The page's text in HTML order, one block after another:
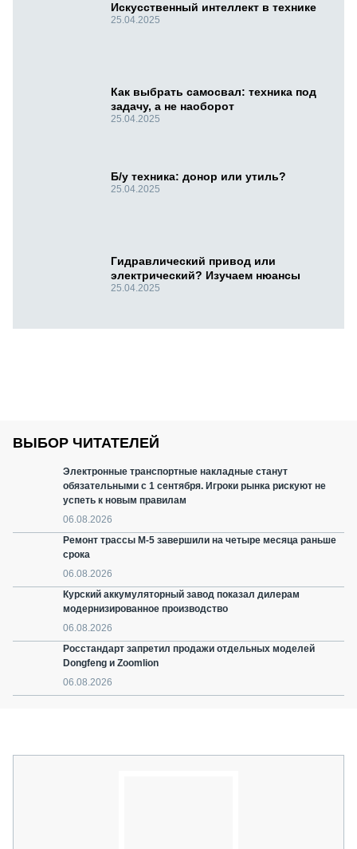
Искусственный интеллект в технике
25.04.2025
Как выбрать самосвал: техника под
задачу, а не наоборот
25.04.2025
Б/у техника: донор или утиль?
25.04.2025
Гидравлический привод или
электрический? Изучаем нюансы
25.04.2025
ВЫБОР ЧИТАТЕЛЕЙ
Электронные транспортные накладные станут
обязательными с 1 сентября. Игроки рынка рискуют не
успеть к новым правилам
06.08.2026
Ремонт трассы М-5 завершили на четыре месяца раньше
срока
06.08.2026
Курский аккумуляторный завод показал дилерам
модернизированное производство
06.08.2026
Росстандарт запретил продажи отдельных моделей
Dongfeng и Zoomlion
06.08.2026